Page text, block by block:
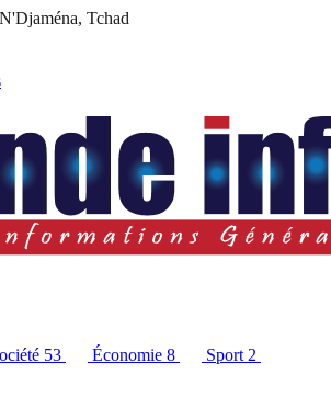
N'Djaména, Tchad
53 Économie 8 Sport 2